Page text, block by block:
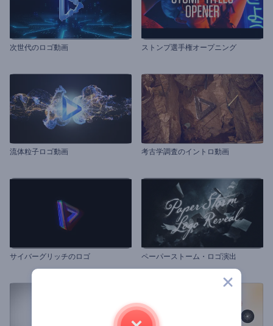
次世代のロゴ動画 ストンプ選手権オープニング
流体粒子ロゴ動画 考古学調査のイントロ動画
サイバーグリッチのロゴ ペーパーストーム・ロゴ演出